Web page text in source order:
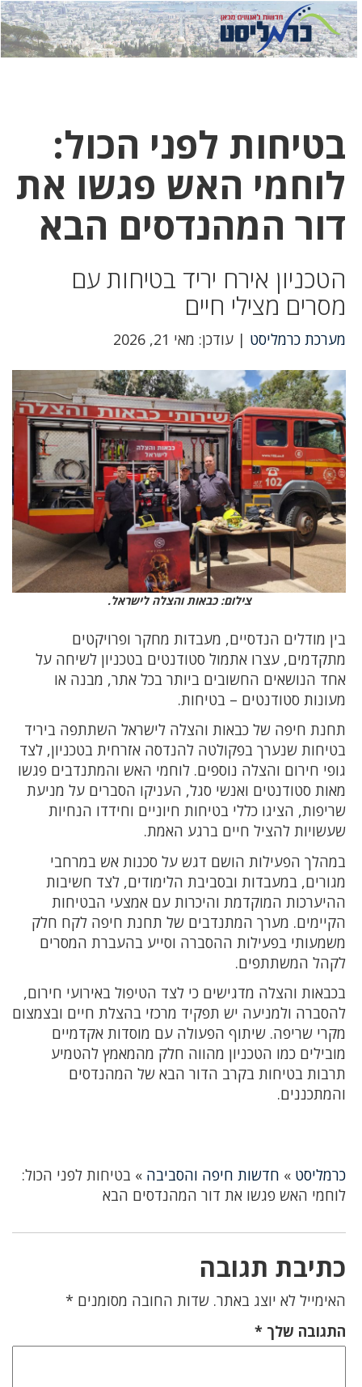
לחץ
כאן
לחץ
כדי
בטיחות לפני הכול:
לוחמי האש פגשו את
דור המהנדסים הבא
הטכניון אירח יריד בטיחות עם
מסרים מצילי חיים
מערכת כרמליסט | עודכן: מאי 21, 2026
צילום: כבאות והצלה לישראל.
בין מודלים הנדסיים, מעבדות מחקר ופרויקטים
מתקדמים, עצרו אתמול סטודנטים בטכניון לשיחה על
אחד הנושאים החשובים ביותר בכל אתר, מבנה או
מעונות סטודנטים – בטיחות.
תחנת חיפה של כבאות והצלה לישראל השתתפה ביריד
בטיחות שנערך בפקולטה להנדסה אזרחית בטכניון, לצד
גופי חירום והצלה נוספים. לוחמי האש והמתנדבים פגשו
מאות סטודנטים ואנשי סגל, העניקו הסברים על מניעת
שריפות, הציגו כללי בטיחות חיוניים וחידדו הנחיות
שעשויות להציל חיים ברגע האמת.
במהלך הפעילות הושם דגש על סכנות אש במרחבי
מגורים, במעבדות ובסביבת הלימודים, לצד חשיבות
ההיערכות המוקדמת והיכרות עם אמצעי הבטיחות
הקיימים. מערך המתנדבים של תחנת חיפה לקח חלק
משמעותי בפעילות ההסברה וסייע בהעברת המסרים
לקהל המשתתפים.
בכבאות והצלה מדגישים כי לצד הטיפול באירועי חירום,
להסברה ולמניעה יש תפקיד מרכזי בהצלת חיים ובצמצום
מקרי שריפה. שיתוף הפעולה עם מוסדות אקדמיים
מובילים כמו הטכניון מהווה חלק מהמאמץ להטמיע
תרבות בטיחות בקרב הדור הבא של המהנדסים
והמתכננים.
כרמליסט » חדשות חיפה והסביבה » בטיחות לפני הכול:
לוחמי האש פגשו את דור המהנדסים הבא
כתיבת תגובה
האימייל לא יוצג באתר. שדות החובה מסומנים *
התגובה שלך *